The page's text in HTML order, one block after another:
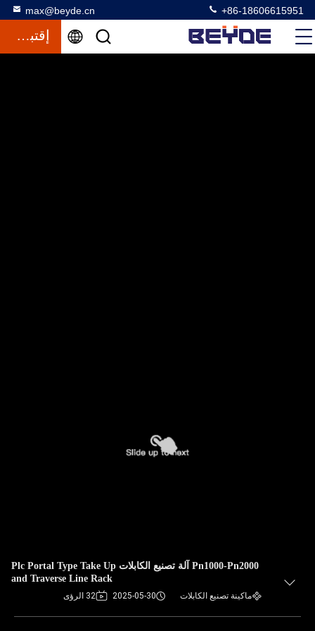
max@beyde.cn +86-18606615951
إقتباس
Pn1000-Pn2000 آلة تصنيع الكابلات Plc Portal Type Take Up
and Traverse Line Rack
ماكينة تصنيع الكابلات 2025-05-30 32 الرؤى